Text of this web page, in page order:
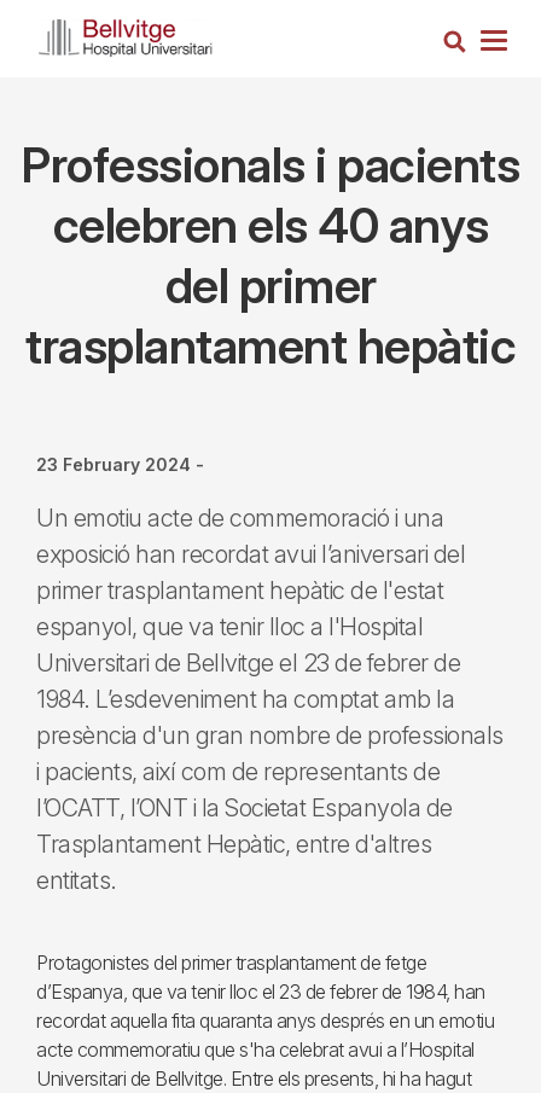
Search
Professionals i pacients
celebren els 40 anys
del primer
trasplantament hepàtic
23 February 2024 -
Un emotiu acte de commemoració i una
exposició han recordat avui l’aniversari del
primer trasplantament hepàtic de l'estat
espanyol, que va tenir lloc a l'Hospital
Universitari de Bellvitge el 23 de febrer de
1984. L’esdeveniment ha comptat amb la
presència d'un gran nombre de professionals
i pacients, així com de representants de
l’OCATT, l’ONT i la Societat Espanyola de
Trasplantament Hepàtic, entre d'altres
entitats.
Protagonistes del primer trasplantament de fetge
d’Espanya, que va tenir lloc el 23 de febrer de 1984, han
recordat aquella fita quaranta anys després en un emotiu
acte commemoratiu que s'ha celebrat avui a l’Hospital
Universitari de Bellvitge. Entre els presents, hi ha hagut